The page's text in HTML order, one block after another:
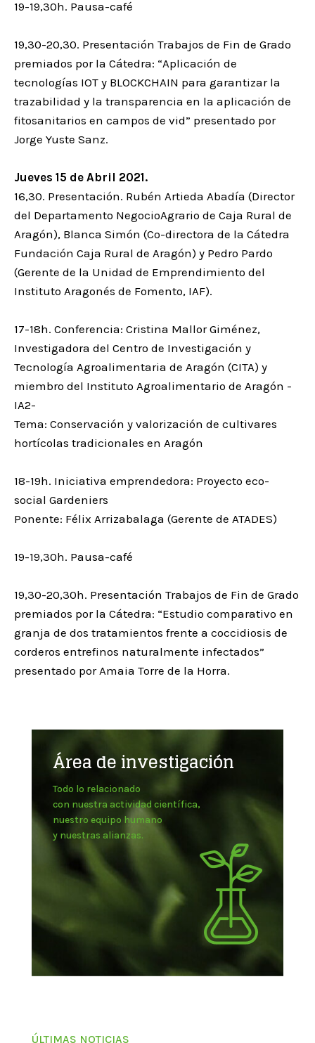
19-19,30h. Pausa-café
19,30-20,30. Presentación Trabajos de Fin de Grado
premiados por la Cátedra: “Aplicación de
tecnologías IOT y BLOCKCHAIN para garantizar la
trazabilidad y la transparencia en la aplicación de
fitosanitarios en campos de vid” presentado por
Jorge Yuste Sanz.
Jueves 15 de Abril 2021.
16,30. Presentación. Rubén Artieda Abadía (Director
del Departamento NegocioAgrario de Caja Rural de
Aragón), Blanca Simón (Co-directora de la Cátedra
Fundación Caja Rural de Aragón) y Pedro Pardo
(Gerente de la Unidad de Emprendimiento del
Instituto Aragonés de Fomento, IAF).
17-18h. Conferencia: Cristina Mallor Giménez,
Investigadora del Centro de Investigación y
Tecnología Agroalimentaria de Aragón (CITA) y
miembro del Instituto Agroalimentario de Aragón -
IA2-
Tema: Conservación y valorización de cultivares
hortícolas tradicionales en Aragón
18-19h. Iniciativa emprendedora: Proyecto eco-
social Gardeniers
Ponente: Félix Arrizabalaga (Gerente de ATADES)
19-19,30h. Pausa-café
19,30-20,30h. Presentación Trabajos de Fin de Grado
premiados por la Cátedra: “Estudio comparativo en
granja de dos tratamientos frente a coccidiosis de
corderos entrefinos naturalmente infectados”
presentado por Amaia Torre de la Horra.
Área de investigación
Todo lo relacionado
con nuestra actividad científica,
nuestro equipo humano
y nuestras alianzas.
ÚLTIMAS NOTICIAS